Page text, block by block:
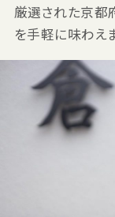
厳選された京都
を手軽に味わえ